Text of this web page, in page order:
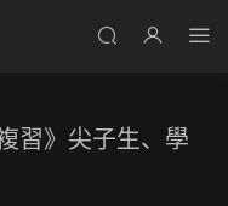
習》尖子生、學